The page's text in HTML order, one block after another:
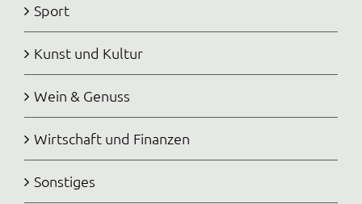
Sport
Kunst und Kultur
Wein & Genuss
Wirtschaft und Finanzen
Sonstiges